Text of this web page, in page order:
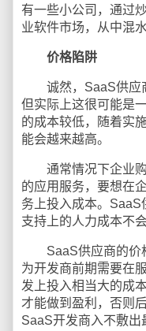
有一些小公司，通过
业软件市场，从中混水
价格陷阱
诚然，SaaS供应商
但实际上这很可能是
的成本较低，随着实
能会越来越高。
通常情况下企业购
的应用服务，要想在
务上投入成本。
支持上的人力成本不
SaaS供应商的价格
为开发商前期需要在
发上投入相当大的成
才能做到盈利，否则
SaaS开发商入不敷